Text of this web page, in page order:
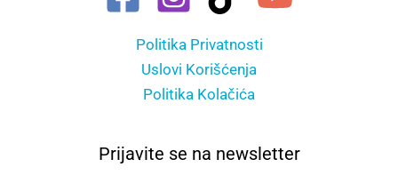
Politika Privatnosti
Uslovi Korišćenja
Politika Kolačića
Prijavite se na newsletter